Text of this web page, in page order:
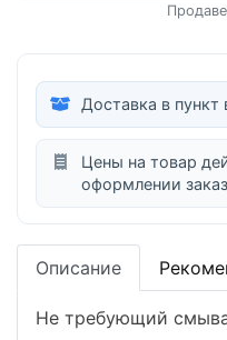
Доставка в
Цены на товар
оформлении
Описание
Не требующий